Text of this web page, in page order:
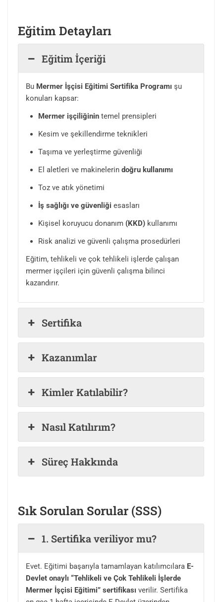
Eğitim Detayları
Eğitim İçeriği
Bu Mermer İşçisi Eğitimi Sertifika Programı şu
konuları kapsar:
Mermer işçiliğinin temel prensipleri
Kesim ve şekillendirme teknikleri
Taşıma ve yerleştirme güvenliği
El aletleri ve makinelerin doğru kullanımı
Toz ve atık yönetimi
İş sağlığı ve güvenliği esasları
Kişisel koruyucu donanım (KKD) kullanımı
Risk analizi ve güvenli çalışma prosedürleri
Eğitim, tehlikeli ve çok tehlikeli işlerde çalışan
mermer işçileri için güvenli çalışma bilinci
kazandırır.
Sertifika
Kazanımlar
Kimler Katılabilir?
Nasıl Katılırım?
Süreç Hakkında
Sık Sorulan Sorular (SSS)
1. Sertifika veriliyor mu?
Evet. Eğitimi başarıyla tamamlayan katılımcılara E-
Devlet onaylı “Tehlikeli ve Çok Tehlikeli İşlerde
Mermer İşçisi Eğitimi” sertifikası verilir. Sertifika